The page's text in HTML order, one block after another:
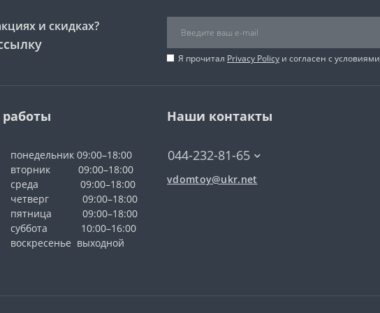
и скидках?
Я прочитал Privacy Policy и согласен с условиями
понедельник 09:00–18:00
вторник 09:00–18:00
среда 09:00–18:00
четверг 09:00–18:00
пятница 09:00–18:00
суббота 10:00–16:00
воскресенье выходной
Наши контакты
044-232-81-65
vdomtoy@ukr.net